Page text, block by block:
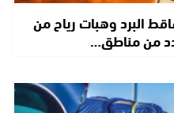
البرد وهبات رياح من
من مناطق…